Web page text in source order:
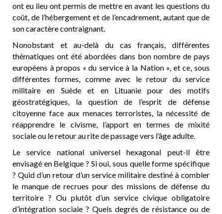
ont eu lieu ont permis de mettre en avant les questions du
coût, de l’hébergement et de l’encadrement, autant que de
son caractère contraignant.
Nonobstant et au-delà du cas français, différentes
thématiques ont été abordées dans bon nombre de pays
européens à propos « du service à la Nation », et ce, sous
différentes formes, comme avec le retour du service
militaire en Suède et en Lituanie pour des motifs
géostratégiques, la question de l’esprit de défense
citoyenne face aux menaces terroristes, la nécessité de
réapprendre le civisme, l’apport en termes de mixité
sociale ou le retour au rite de passage vers l’âge adulte.
Le service national universel hexagonal peut-il être
envisagé en Belgique ? Si oui, sous quelle forme spécifique
? Quid d’un retour d’un service militaire destiné à combler
le manque de recrues pour des missions de défense du
territoire ? Ou plutôt d’un service civique obligatoire
d’intégration sociale ? Quels degrés de résistance ou de